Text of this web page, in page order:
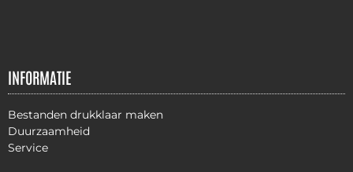
INFORMATIE
Bestanden drukklaar maken
Duurzaamheid
Service